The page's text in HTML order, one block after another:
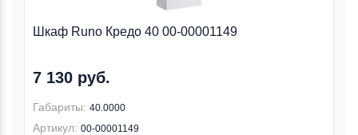
Шкаф Runo Кредо 40 00-00001149
7 130 руб.
Габариты: 40.0000
Артикул: 00-00001149